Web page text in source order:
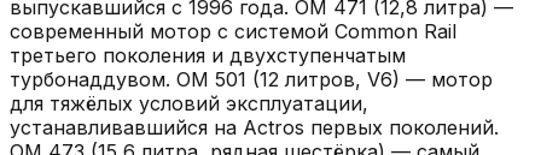
выпускавшийся с 1996 года. OM 471 (12,8 литра) —
современный мотор с системой Common Rail
третьего поколения и двухступенчатым
турбонаддувом. OM 501 (12 литров, V6) — мотор
для тяжёлых условий эксплуатации,
устанавливавшийся на Actros первых поколений.